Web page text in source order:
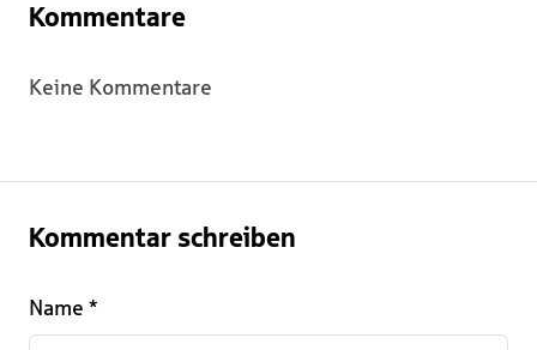
Kommentare
Keine Kommentare
Kommentar schreiben
Name *